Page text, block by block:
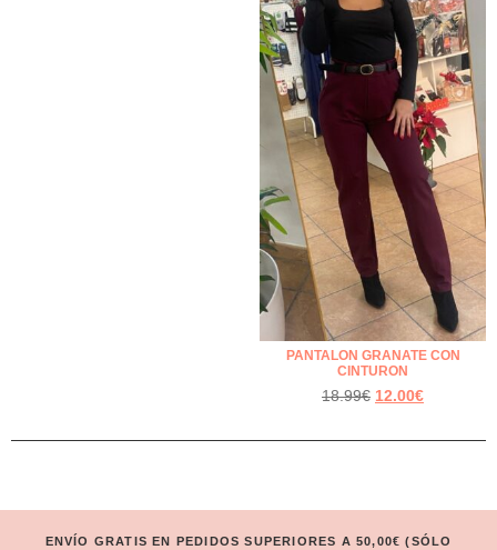
PANTALON GRANATE CON
CINTURON
18.99€ 12.00€
ENVÍO GRATIS EN PEDIDOS SUPERIORES A 50,00€ (SÓLO